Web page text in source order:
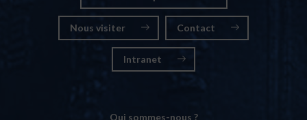
Nous visiter Contact
Intranet
Qui sommes-nous ?